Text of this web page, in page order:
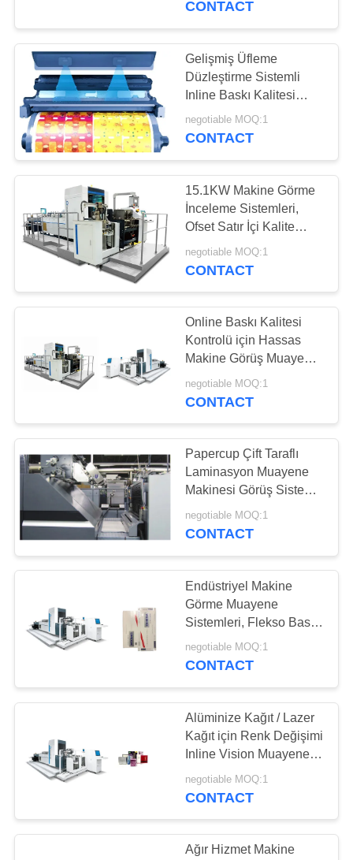
Ambalaj Görüş
Sistemleri
21
Yapay Görme
Gözetim Sistemleri
21
Otomatik Görsel
Muayene Ekipmanı
12
Yüzey Tespit
Cihazları
CONTACT
Gelişmiş Üfleme
Düzleştirme Sistemli
Inline Baskı Kalitesi
Kontrol Makinesi
negotiable MOQ:1
CONTACT
15.1KW Makine Görme
İnceleme Sistemleri,
Ofset Satır İçi Kalite
Kontrol Sistemi
negotiable MOQ:1
CONTACT
Online Baskı Kalitesi
Kontrolü için Hassas
Makine Görüş Muayene
Sistemleri
negotiable MOQ:1
CONTACT
Papercup Çift Taraflı
Laminasyon Muayene
Makinesi Görüş Sistemi
Yüksek Güvenilirlik
negotiable MOQ:1
CONTACT
Endüstriyel Makine
Görme Muayene
Sistemleri, Flekso Baskı
Muayene Makinesi
negotiable MOQ:1
CONTACT
Alüminize Kağıt / Lazer
Kağıt için Renk Değişimi
Inline Vision Muayene
Sistemi
negotiable MOQ:1
CONTACT
Ağır Hizmet Makine